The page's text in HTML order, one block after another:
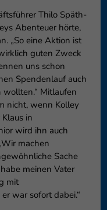
Thilo Späth-
Abenteuer hörte,
„So eine Aktion ist
guten Zweck
uns schon
Spendenlauf auch
wollten.“ Mitlaufen
nicht, wenn Kolley
in
wird ihn auch
machen
Sache
meinen Vater
mit
war sofort dabei.“